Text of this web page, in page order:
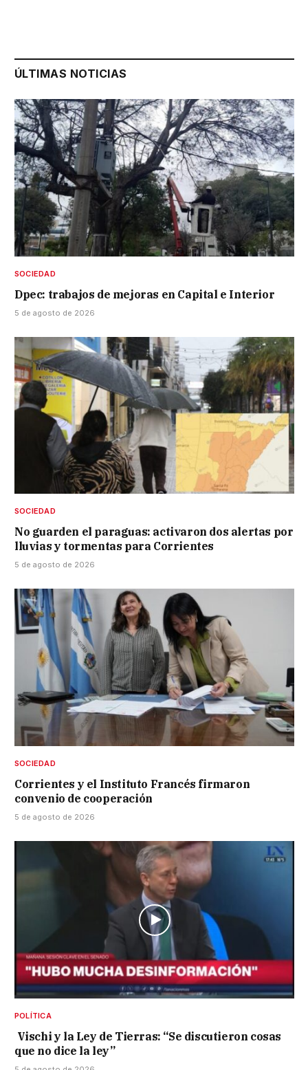
ÚLTIMAS NOTICIAS
SOCIEDAD
Dpec: trabajos de mejoras en Capital e Interior
5 de agosto de 2026
SOCIEDAD
No guarden el paraguas: activaron dos alertas por
lluvias y tormentas para Corrientes
5 de agosto de 2026
SOCIEDAD
Corrientes y el Instituto Francés firmaron
convenio de cooperación
5 de agosto de 2026
POLÍTICA
Vischi y la Ley de Tierras: “Se discutieron cosas
que no dice la ley”